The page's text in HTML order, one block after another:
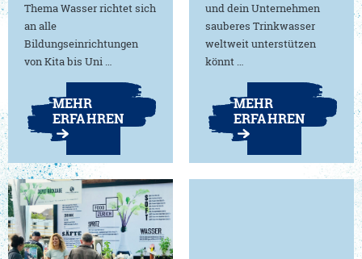
Thema Wasser richtet sich
an alle
Bildungseinrichtungen
von Kita bis Uni …
MEHR
ERFAHREN
und dein Unternehmen
sauberes Trinkwasser
weltweit unterstützen
könnt …
MEHR
ERFAHREN